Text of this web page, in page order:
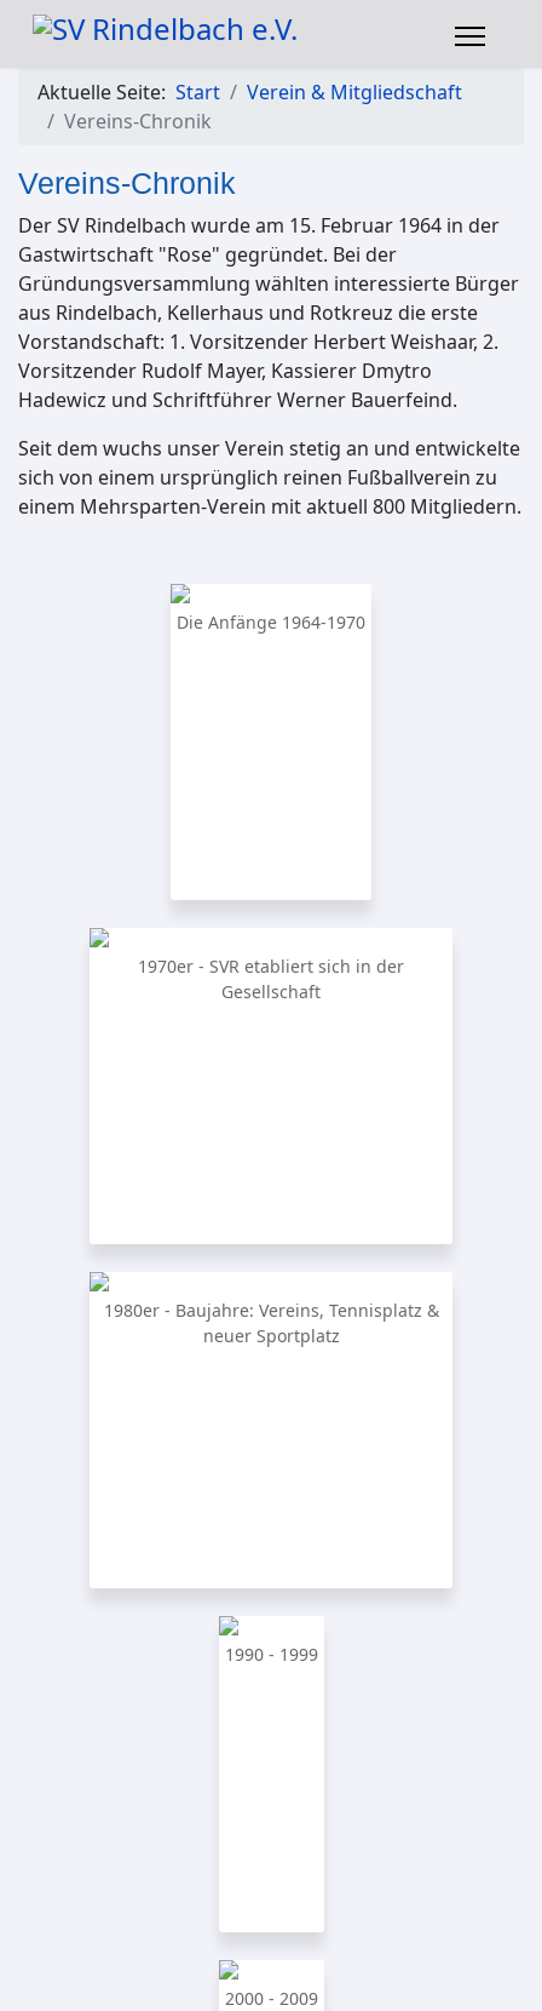
Aktuelle Seite: Start
Verein & Mitgliedschaft
Vereins-Chronik
Vereins-Chronik
Der SV Rindelbach wurde am 15. Februar 1964 in der
Gastwirtschaft "Rose" gegründet. Bei der
Gründungsversammlung wählten interessierte Bürger
aus Rindelbach, Kellerhaus und Rotkreuz die erste
Vorstandschaft: 1. Vorsitzender Herbert Weishaar, 2.
Vorsitzender Rudolf Mayer, Kassierer Dmytro
Hadewicz und Schriftführer Werner Bauerfeind.
Seit dem wuchs unser Verein stetig an und entwickelte
sich von einem ursprünglich reinen Fußballverein zu
einem Mehrsparten-Verein mit aktuell 800 Mitgliedern.
Die Anfänge 1964-1970
1970er - SVR etabliert sich in der
Gesellschaft
1980er - Baujahre: Vereins, Tennisplatz &
neuer Sportplatz
1990 - 1999
2000 - 2009